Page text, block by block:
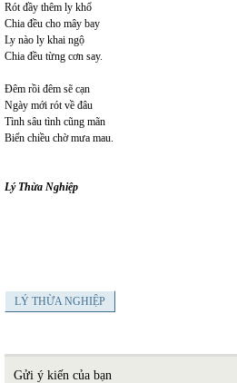
Rót đầy thêm ly khổ
Chia đều cho mây bay
Ly nào ly khai ngộ
Chia đều từng cơn say.
Đêm rồi đêm sẽ cạn
Ngày mới rót về đâu
Tình sâu tình cũng mãn
Biển chiều chờ mưa mau.
Lý Thừa Nghiệp
LÝ THỪA NGHIỆP
Gửi ý kiến của bạn